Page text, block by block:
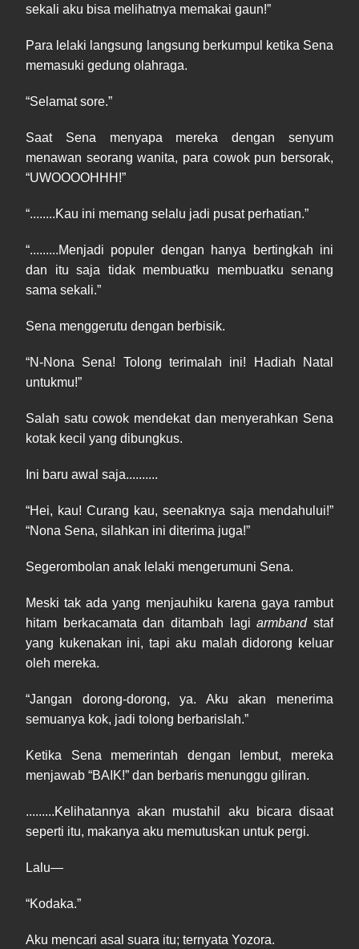
sekali aku bisa melihatnya memakai gaun!”
Para lelaki langsung langsung berkumpul ketika Sena
memasuki gedung olahraga.
“Selamat sore.”
Saat Sena menyapa mereka dengan senyum
menawan seorang wanita, para cowok pun bersorak,
“UWOOOOHHH!”
“........Kau ini memang selalu jadi pusat perhatian.”
“.........Menjadi populer dengan hanya bertingkah ini
dan itu saja tidak membuatku membuatku senang
sama sekali.”
Sena menggerutu dengan berbisik.
“N-Nona Sena! Tolong terimalah ini! Hadiah Natal
untukmu!”
Salah satu cowok mendekat dan menyerahkan Sena
kotak kecil yang dibungkus.
Ini baru awal saja..........
“Hei, kau! Curang kau, seenaknya saja mendahului!”
“Nona Sena, silahkan ini diterima juga!”
Segerombolan anak lelaki mengerumuni Sena.
Meski tak ada yang menjauhiku karena gaya rambut
hitam berkacamata dan ditambah lagiarmbandstaf
yang kukenakan ini, tapi aku malah didorong keluar
oleh mereka.
“Jangan dorong-dorong, ya. Aku akan menerima
semuanya kok, jadi tolong berbarislah.”
Ketika Sena memerintah dengan lembut, mereka
menjawab “BAIK!” dan berbaris menunggu giliran.
.........Kelihatannya akan mustahil aku bicara disaat
seperti itu, makanya aku memutuskan untuk pergi.
Lalu—
“Kodaka.”
Aku mencari asal suara itu; ternyata Yozora.